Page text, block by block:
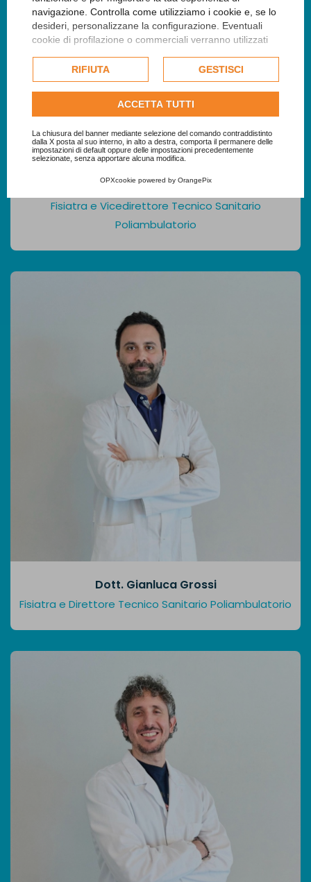
navigazione. Controlla come utilizziamo i cookie e, se lo
desideri, personalizzane la configurazione. Eventuali
cookie di profilazione o commerciali verranno utilizzati
dell'utente e, se consentito, potrebbero essere utilizzati
per personalizzare gli annunci pubblicitari. Per ulteriori
informazioni su come Google utilizza i dati raccolti,
politica sulla privacy di Google
Consulta l'informativa cookie completa.
RIFIUTA GESTISCI
ACCETTA TUTTI
La chiusura del banner mediante selezione del comando contraddistinto
dalla X posta al suo interno, in alto a destra, comporta il permanere delle
impostazioni di default oppure delle impostazioni precedentemente
selezionate, senza apportare alcuna modifica.
OPXcookie powered by OrangePix
Dott. Davide Dalla Costa
Fisiatra e Vicedirettore Tecnico Sanitario
Poliambulatorio
Dott. Gianluca Grossi
Fisiatra e Direttore Tecnico Sanitario Poliambulatorio